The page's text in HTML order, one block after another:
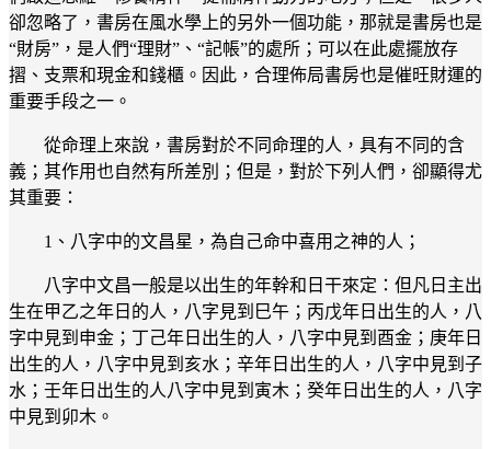
卻忽略了，書房在風水學上的另外一個功能，那就是書房也是
“財房”，是人們“理財”、“記帳”的處所；可以在此處擺放存
摺、支票和現金和錢櫃。因此，合理佈局書房也是催旺財運的
重要手段之一。
從命理上來說，書房對於不同命理的人，具有不同的含
義；其作用也自然有所差別；但是，對於下列人們，卻顯得尤
其重要：
1、八字中的文昌星，為自己命中喜用之神的人；
八字中文昌一般是以出生的年幹和日干來定：但凡日主出
生在甲乙之年日的人，八字見到巳午；丙戊年日出生的人，八
字中見到申金；丁己年日出生的人，八字中見到酉金；庚年日
出生的人，八字中見到亥水；辛年日出生的人，八字中見到子
水；壬年日出生的人八字中見到寅木；癸年日出生的人，八字
中見到卯木。